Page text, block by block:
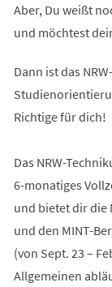
Aber, Du weißt
und möchtest
Dann ist das
Richtige für dich!
Das NRW-
6-monatiges
und bietet dir die
und den MINT-
(von Sept. 23 –
Allgemeinen